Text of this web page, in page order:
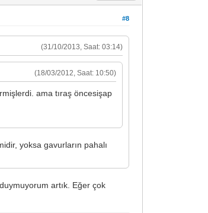
#8
(31/10/2013, Saat: 03:14)
(18/03/2012, Saat: 10:50)
ama tıraş öncesişap
yoksa gavurların pahalı
artık. Eğer çok